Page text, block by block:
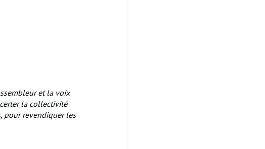
et la voix
la collectivité
pour revendiquer les